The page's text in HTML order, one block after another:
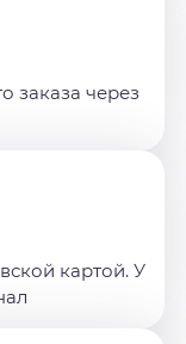
заказа через
картой. У